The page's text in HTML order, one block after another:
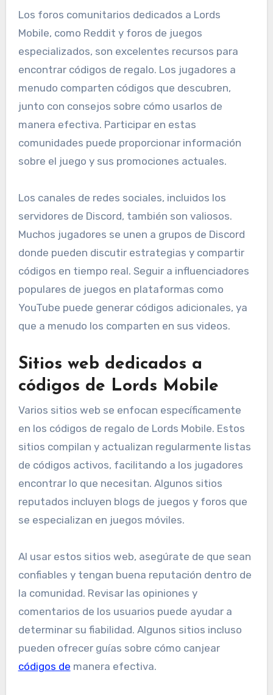
Los foros comunitarios dedicados a Lords
Mobile, como Reddit y foros de juegos
especializados, son excelentes recursos para
encontrar códigos de regalo. Los jugadores a
menudo comparten códigos que descubren,
junto con consejos sobre cómo usarlos de
manera efectiva. Participar en estas
comunidades puede proporcionar información
sobre el juego y sus promociones actuales.
Los canales de redes sociales, incluidos los
servidores de Discord, también son valiosos.
Muchos jugadores se unen a grupos de Discord
donde pueden discutir estrategias y compartir
códigos en tiempo real. Seguir a influenciadores
populares de juegos en plataformas como
YouTube puede generar códigos adicionales, ya
que a menudo los comparten en sus videos.
Sitios web dedicados a
códigos de Lords Mobile
Varios sitios web se enfocan específicamente
en los códigos de regalo de Lords Mobile. Estos
sitios compilan y actualizan regularmente listas
de códigos activos, facilitando a los jugadores
encontrar lo que necesitan. Algunos sitios
reputados incluyen blogs de juegos y foros que
se especializan en juegos móviles.
Al usar estos sitios web, asegúrate de que sean
confiables y tengan buena reputación dentro de
la comunidad. Revisar las opiniones y
comentarios de los usuarios puede ayudar a
determinar su fiabilidad. Algunos sitios incluso
pueden ofrecer guías sobre cómo canjear
códigos de manera efectiva.